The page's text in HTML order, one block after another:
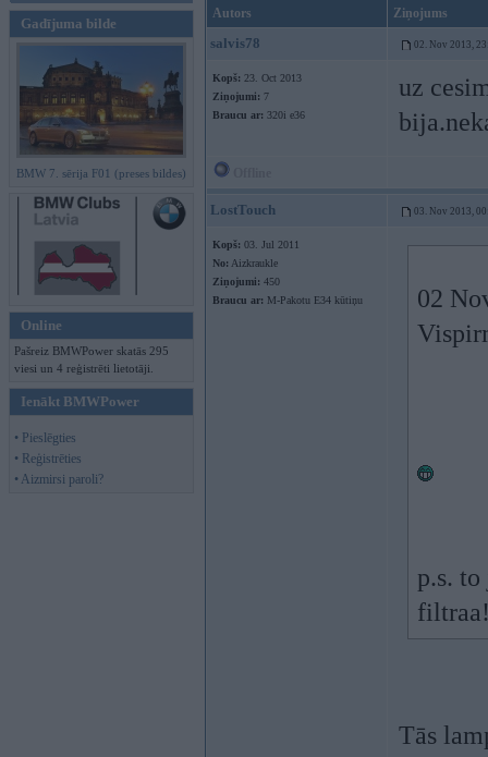
Gadījuma bilde
BMW 7. sērija F01 (preses bildes)
Online
Pašreiz BMWPower skatās 295
viesi un 4 reģistrēti lietotāji.
Ienākt BMWPower
• Pieslēgties
• Reģistrēties
• Aizmirsi paroli?
Autors Ziņojums
salvis78 02. Nov 2013,
Kopš: 23. Oct 2013
Ziņojumi: 7
Braucu ar: 320i e36
uz
LostTouch 03. Nov 2013,
Kopš: 03. Jul 2011
No: Aizkraukle
Ziņojumi: 450
Braucu ar: M-Pakotu E34 kūtiņu
02
p.s.
Tās